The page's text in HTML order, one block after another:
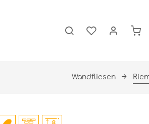
Wandfliesen